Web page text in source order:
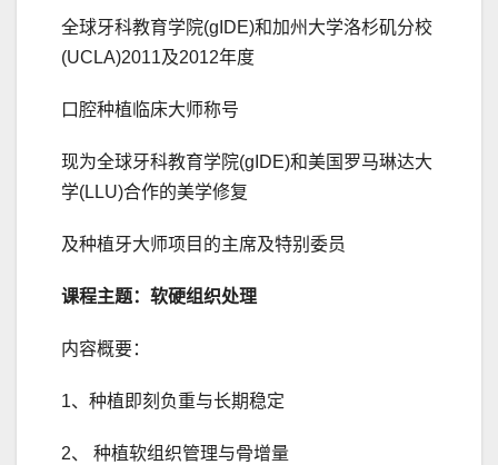
全球牙科教育学院(gIDE)和加州大学洛杉矶分校
(UCLA)2011及2012年度
口腔种植临床大师称号
现为全球牙科教育学院(gIDE)和美国罗马琳达大
学(LLU)合作的美学修复
及种植牙大师项目的主席及特别委员
课程主题：软硬组织处理
内容概要：
1、种植即刻负重与长期稳定
2、 种植软组织管理与骨增量